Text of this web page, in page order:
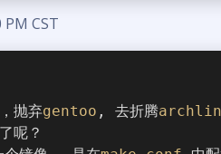
PM CST
抛弃gentoo , 去折腾
呢？